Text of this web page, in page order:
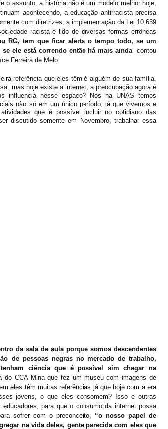
o assunto, a história não é um modelo melhor hoje,
acontecendo, a educação antirracista precisa
com diretrizes, a implementação da Lei 10.639
RG, tem que ficar alerta o tempo todo, se um
ele está correndo então há mais ainda” contou
Ferreira de Melo.
referência que eles têm é alguém de sua família,
mas hoje existe a internet, a preocupação agora é
influencia nesse espaço? Nós na UNAS temos
não só em um único período, já que vivemos e
que é possível incluir no cotidiano das
discutido somente em Novembro, trabalhar essa
da sala de aula porque somos descendentes
de pessoas negras no mercado de trabalho,
ciência que é possível sim chegar na
do CCA Mina que fez um museu com imagens de
eles têm muitas referências já que hoje com a era
jovens, o que eles consomem? Isso e outras
para que o consumo da internet possa
sofrer com o preconceito, “o nosso papel de
na vida deles, gente parecida com eles que